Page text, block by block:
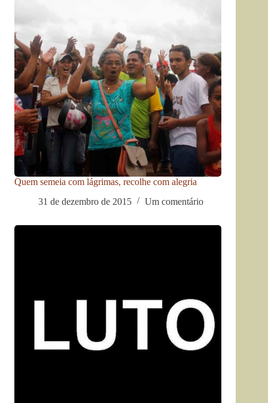
Quem semeia com lágrimas, recolhe com alegria
31 de dezembro de 2015
Um comentário